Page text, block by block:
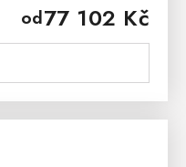
od77 102 Kč